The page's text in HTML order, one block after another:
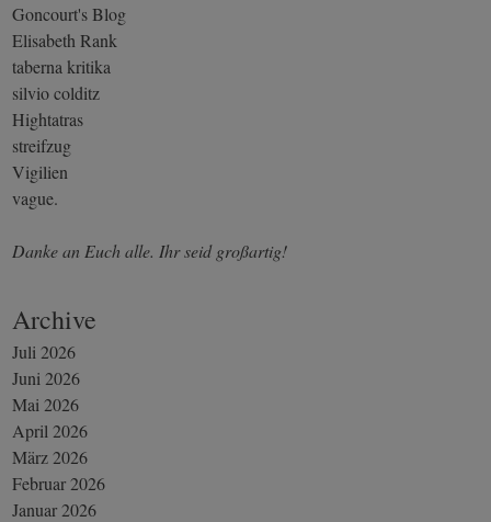
Goncourt's Blog
Elisabeth Rank
taberna kritika
silvio colditz
Hightatras
streifzug
Vigilien
vague.
Danke an Euch alle. Ihr seid großartig!
Archive
Juli 2026
Juni 2026
Mai 2026
April 2026
März 2026
Februar 2026
Januar 2026